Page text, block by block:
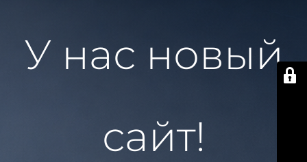
У нас новый
сайт!